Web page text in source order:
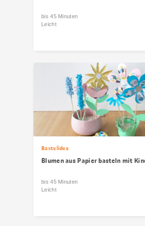
bis 45 Minuten
Leicht
Bastelidee
Blumen aus Papier basteln mit
bis 45 Minuten
Leicht